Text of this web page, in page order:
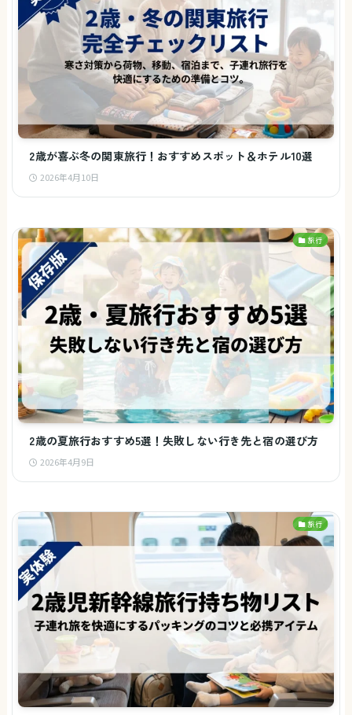
2歳が喜ぶ冬の関東旅行！おすすめスポット＆ホテル10選
2026年4月10日
旅行
2歳の夏旅行おすすめ5選！失敗しない行き先と宿の選び方
2026年4月9日
旅行